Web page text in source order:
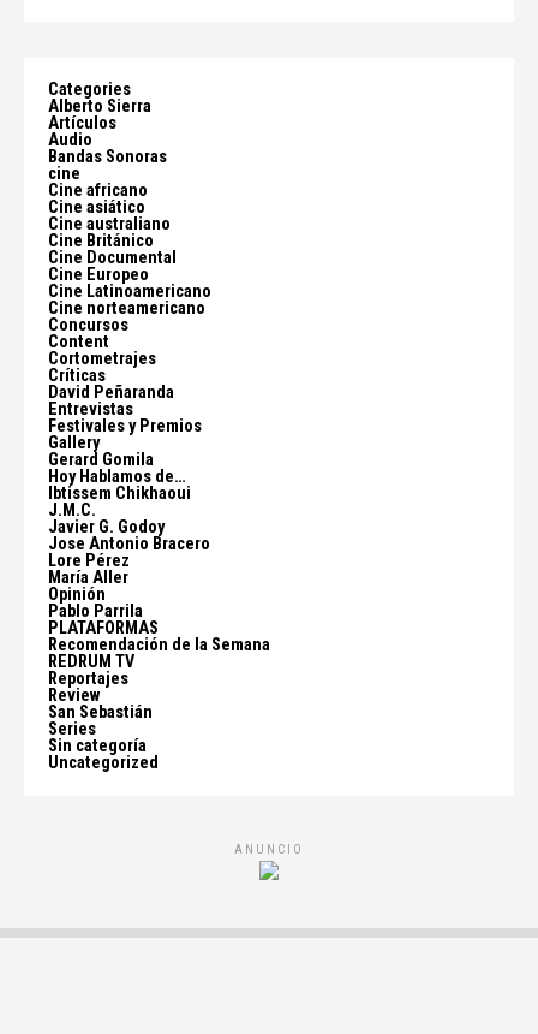
Categories
Alberto Sierra
Artículos
Audio
Bandas Sonoras
cine
Cine africano
Cine asiático
Cine australiano
Cine Británico
Cine Documental
Cine Europeo
Cine Latinoamericano
Cine norteamericano
Concursos
Content
Cortometrajes
Críticas
David Peñaranda
Entrevistas
Festivales y Premios
Gallery
Gerard Gomila
Hoy Hablamos de…
Ibtissem Chikhaoui
J.M.C.
Javier G. Godoy
Jose Antonio Bracero
Lore Pérez
María Aller
Opinión
Pablo Parrila
PLATAFORMAS
Recomendación de la Semana
REDRUM TV
Reportajes
Review
San Sebastián
Series
Sin categoría
Uncategorized
ANUNCIO